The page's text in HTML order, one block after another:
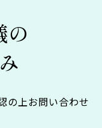
の
の上お問い合わせ